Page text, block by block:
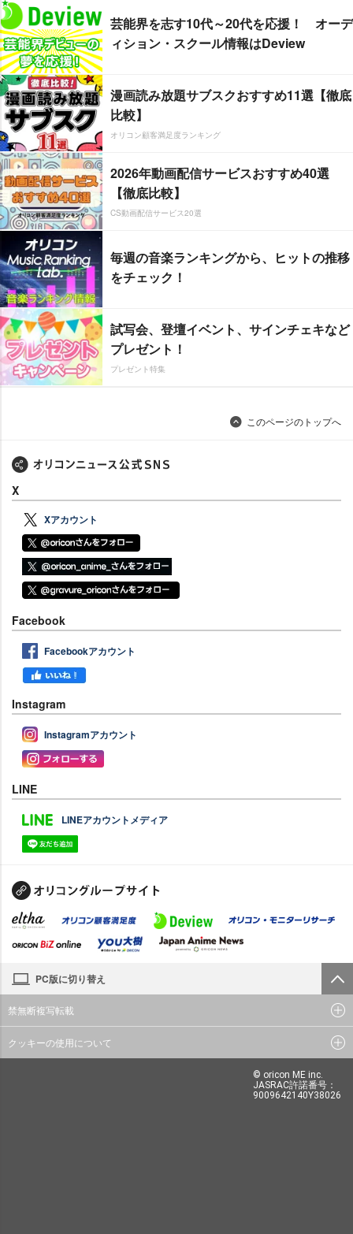
芸能界を志す10代～20代を応援！ オーデ
ィション・スクール情報はDeview
漫画読み放題サブスクおすすめ11選【徹底
比較】
オリコン顧客満足度ランキング
2026年動画配信サービスおすすめ40選
【徹底比較】
CS動画配信サービス20選
毎週の音楽ランキングから、ヒットの推移
をチェック！
試写会、登壇イベント、サインチェキなど
プレゼント！
プレゼント特集
このページのトップへ
X
Xアカウント
Facebook
Facebookアカウント
Instagram
Instagramアカウント
LINE
LINEアカウントメディア
PC版に切り替え
禁無断複写転載
クッキーの使用について
© oricon ME inc.
JASRAC許諾番号：
9009642140Y38026